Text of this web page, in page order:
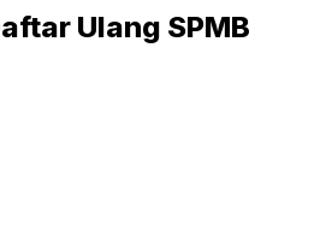
Ulang SPMB